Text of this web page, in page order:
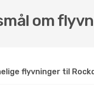
om
flyvninger til